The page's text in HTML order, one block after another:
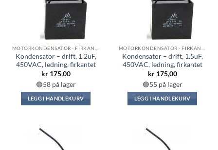
MOTORKONDENSATOR - FIRKANTET
Kondensator – drift, 1.2uF,
450VAC, ledning, firkantet
kr175,00
🟢58 på lager
LEGG I HANDLEKURV
MOTORKONDENSATOR - FIRKANTET
Kondensator – drift, 1.5uF,
450VAC, ledning, firkantet
kr175,00
🟢55 på lager
LEGG I HANDLEKURV